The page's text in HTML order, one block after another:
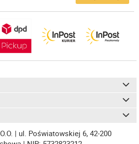
| ul. Poświatowskiej 6, 42-200